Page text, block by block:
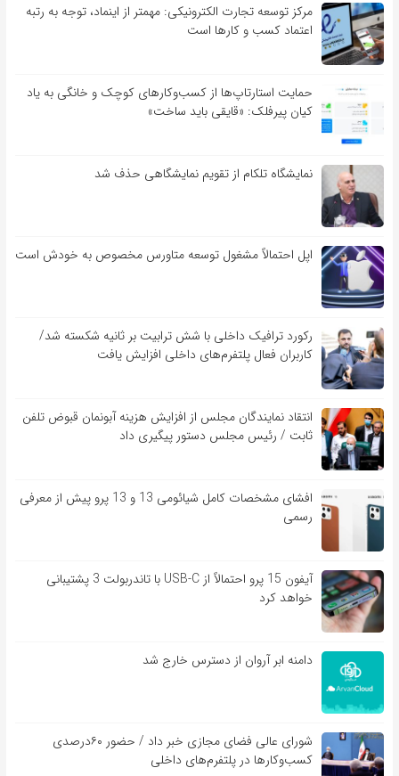
مرکز توسعه تجارت الکترونیکی: مهمتر از اینماد، توجه به رتبه
اعتماد کسب و کارها است
حمایت استارتاپ‌ها از کسب‌وکارهای کوچک و خانگی به یاد
کیان پیرفلک: «قایقی باید ساخت»
نمایشگاه تلکام از تقویم نمایشگاهی حذف شد
اپل احتمالاً مشغول توسعه متاورس مخصوص به خودش است
رکورد ترافیک داخلی با شش ترابیت بر ثانیه شکسته شد/
کاربران فعال پلتفرم‌های داخلی افزایش یافت
انتقاد نمایندگان مجلس از افزایش هزینه آبونمان قبوض تلفن
ثابت / رئیس مجلس دستور پیگیری داد
افشای مشخصات کامل شیائومی 13 و 13 پرو پیش از معرفی
رسمی
آیفون 15 پرو احتمالاً از USB-C با تاندربولت 3 پشتیبانی
خواهد کرد
دامنه ابر آروان از دسترس خارج شد
شورای عالی فضای مجازی خبر داد / حضور ۶۰درصدی
کسب‌و‌کارها در پلتفرم‌های داخلی